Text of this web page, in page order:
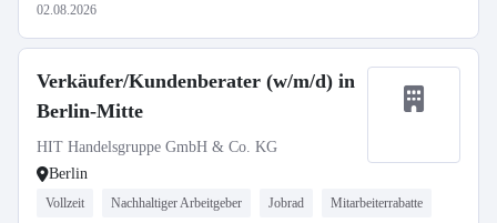
02.08.2026
Verkäufer/Kundenberater (w/m/d) in
Berlin-Mitte
HIT Handelsgruppe GmbH & Co. KG
Berlin
Vollzeit Nachhaltiger Arbeitgeber Jobrad Mitarbeiterrabatte